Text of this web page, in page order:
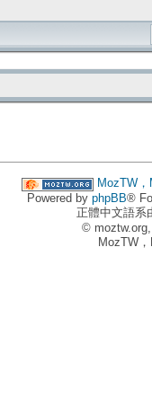
MozTW
Powered by phpBB®
正體中文語系
© moztw.org,
MozTW